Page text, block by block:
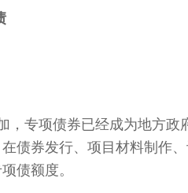
，专项债券已经成为地方
债券发行、项目材料制作
债额度。